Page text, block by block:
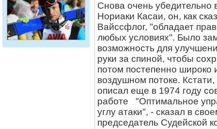
Снова очень
Нориаки Касаи, он, как
Вайссфлог, "обладает
любых условиях". Было
возможность для
руки за спиной, чтобы
потом постепенно широко
воздушном потоке.
описал еще в 1974 году
работе "Оптимальное
углу атаки", - сказал в
председатель Судейской